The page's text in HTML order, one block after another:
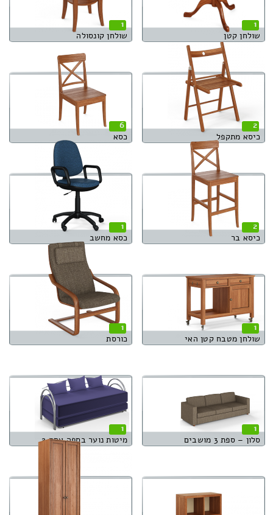
1
שולחן קטן
1
שולחן קונסולה
2
כיסא מתקפל
6
כסא
2
כיסא בר
1
כסא מחשב
1
שולחן מטבח קטן האי
1
כורסת
1
סלון – ספת 3 מושבים
1
מיטות נוער בספה אחת 2